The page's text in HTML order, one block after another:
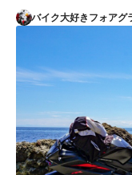
バイク大好きフォアグ